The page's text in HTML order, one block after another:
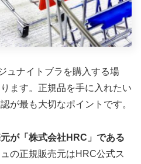
ュナイトブラを購入する場
ます。正規品を手に入れたい
が最も大切なポイントです。
が「株式会社HRC」である
の正規販売元はHRC公式ス